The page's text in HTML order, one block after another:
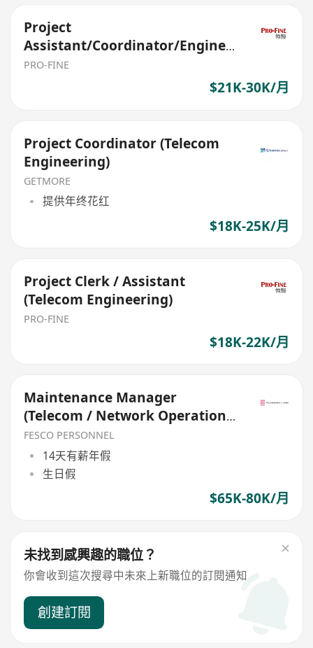
Project
Assistant/Coordinator/Enginee
r (Telecom Engineering)
PRO-FINE
$21K-30K/月
Project Coordinator (Telecom
Engineering)
GETMORE
提供年终花红
$18K-25K/月
Project Clerk / Assistant
(Telecom Engineering)
PRO-FINE
$18K-22K/月
Maintenance Manager
(Telecom / Network Operations
/ 4G 5G)
FESCO PERSONNEL
14天有薪年假
生日假
$65K-80K/月
未找到感興趣的職位？
你會收到這次搜尋中未來上新職位的訂閱通知
創建訂閱